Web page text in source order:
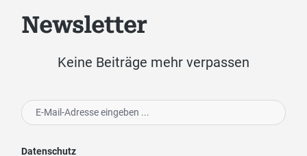
Newsletter
Keine Beiträge mehr verpassen
Datenschutz